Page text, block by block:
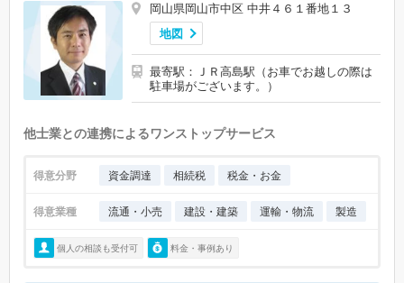
岡山県岡山市中区 中井４６１番地１３
地図
最寄駅：ＪＲ高島駅（お車でお越しの際は
駐車場がございます。）
他士業との連携によるワンストップサービス
得意分野 資金調達 相続税 税金・お金
得意業種 流通・小売 建設・建築 運輸・物流 製造
個人の相談も受付可 料金・事例あり